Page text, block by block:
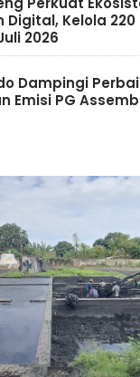
Digital, Kelola
2026
Dampingi
Emisi PG